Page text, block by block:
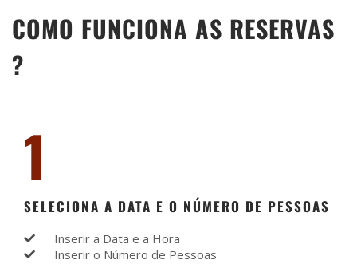
COMO FUNCIONA AS RESERVAS
?
1
SELECIONA A DATA E O NÚMERO DE PESSOAS
Inserir a Data e a Hora
Inserir o Número de Pessoas